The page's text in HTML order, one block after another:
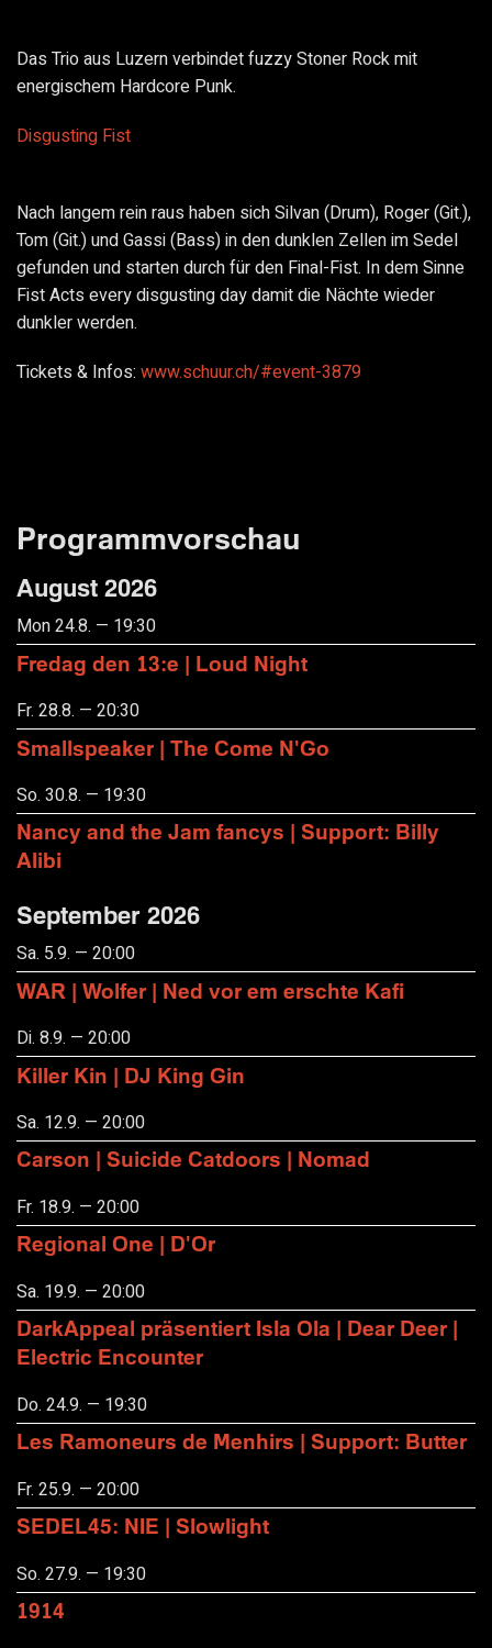
Das Trio aus Luzern verbindet fuzzy Stoner Rock mit
energischem Hardcore Punk.
Disgusting Fist
Nach langem rein raus haben sich Silvan (Drum), Roger (Git.),
Tom (Git.) und Gassi (Bass) in den dunklen Zellen im Sedel
gefunden und starten durch für den Final-Fist. In dem Sinne
Fist Acts every disgusting day damit die Nächte wieder
dunkler werden.
Tickets & Infos: www.schuur.ch/#event-3879
Programmvorschau
August 2026
Mon 24.8. — 19:30
Fredag den 13:e | Loud Night
Fr. 28.8. — 20:30
Smallspeaker | The Come N'Go
So. 30.8. — 19:30
Nancy and the Jam fancys | Support: Billy
Alibi
September 2026
Sa. 5.9. — 20:00
WAR | Wolfer | Ned vor em erschte Kafi
Di. 8.9. — 20:00
Killer Kin | DJ King Gin
Sa. 12.9. — 20:00
Carson | Suicide Catdoors | Nomad
Fr. 18.9. — 20:00
Regional One | D'Or
Sa. 19.9. — 20:00
DarkAppeal präsentiert Isla Ola | Dear Deer |
Electric Encounter
Do. 24.9. — 19:30
Les Ramoneurs de Menhirs | Support: Butter
Fr. 25.9. — 20:00
SEDEL45: NIE | Slowlight
So. 27.9. — 19:30
1914